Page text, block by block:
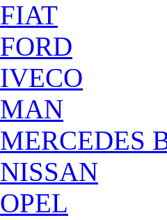
FIAT
FORD
IVECO
MAN
MERCEDES
NISSAN
OPEL